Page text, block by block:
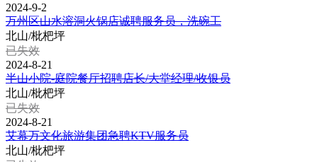
2024-9-2
万州区山水溶洞火锅店诚聘服务员，洗碗工
北山/枇杷坪
已失效
2024-8-21
半山小院-庭院餐厅招聘店长/大堂经理/收银员
北山/枇杷坪
已失效
2024-8-21
艾幕万文化旅游集团急聘KTV服务员
北山/枇杷坪